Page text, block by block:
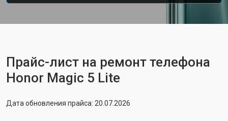
Прайс-лист на ремонт телефона
Honor Magic 5 Lite
Дата обновления прайса: 20.07.2026